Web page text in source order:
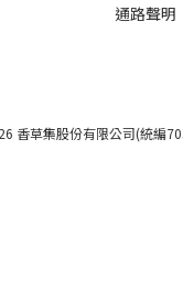
通路聲明
香草集股份有限公司(統編